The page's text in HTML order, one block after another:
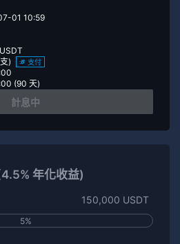
01 10:59
)
支付
(90 天)
計息中
年化收益)
150,000 USDT
5%